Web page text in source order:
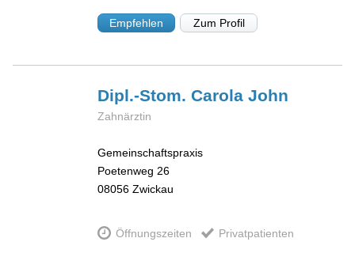
Empfehlen Zum Profil
Dipl.-Stom. CarolaJohn
Zahnärztin
Gemeinschaftspraxis
Poetenweg 26
08056 Zwickau
Öffnungszeiten Privatpatienten